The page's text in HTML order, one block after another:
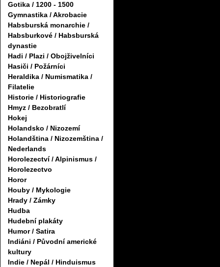
Gotika / 1200 - 1500
Gymnastika / Akrobacie
Habsburská monarchie /
Habsburkové / Habsburská
dynastie
Hadi / Plazi / Obojživelníci
Hasiči / Požárníci
Heraldika / Numismatika /
Filatelie
Historie / Historiografie
Hmyz / Bezobratlí
Hokej
Holandsko / Nizozemí
Holandština / Nizozemština /
Nederlands
Horolezectví / Alpinismus /
Horolezectvo
Horor
Houby / Mykologie
Hrady / Zámky
Hudba
Hudební plakáty
Humor / Satira
Indiáni / Původní americké
kultury
Indie / Nepál / Hinduismus